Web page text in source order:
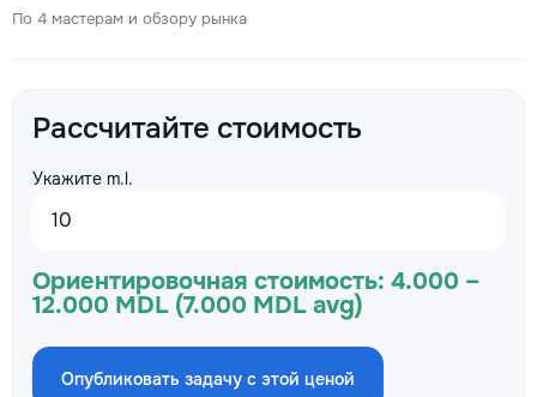
По 4 мастерам и обзору рынка
Рассчитайте стоимость
Укажите m.l.
Ориентировочная стоимость: 4.000 –
12.000 MDL (7.000 MDL avg)
Опубликовать задачу с этой ценой